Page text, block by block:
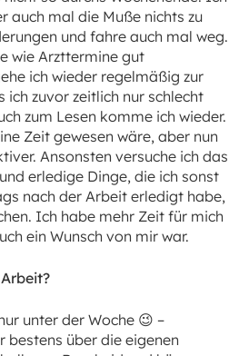
auch mal die Muße nichts zu
und fahre auch mal weg.
wie Arzttermine gut
ich wieder regelmäßig zur
zuvor zeitlich nur schlecht
zum Lesen komme ich wieder.
Zeit gewesen wäre, aber nun
Ansonsten versuche ich das
erledige Dinge, die ich sonst
nach der Arbeit erledigt habe,
Ich habe mehr Zeit für mich
ein Wunsch von mir war.
unter der Woche 😉 –
bestens über die eigenen